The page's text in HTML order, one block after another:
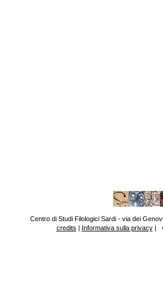
Centro di Studi Filologici Sardi - via dei
credits | Informativa sulla privacy|